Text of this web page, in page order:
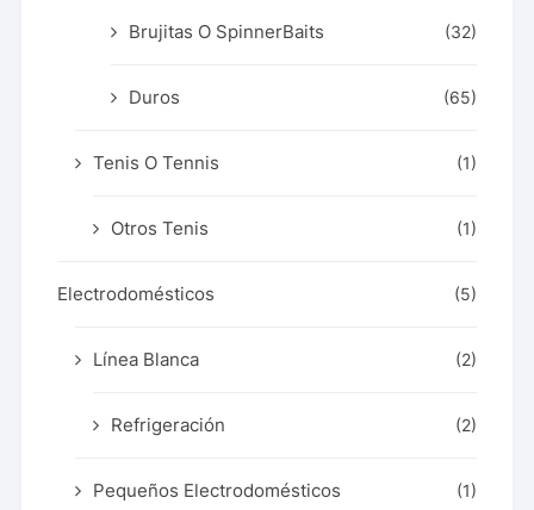
Brujitas O SpinnerBaits (32)
Duros (65)
Tenis O Tennis (1)
Otros Tenis (1)
Electrodomésticos (5)
Línea Blanca (2)
Refrigeración (2)
Pequeños Electrodomésticos (1)